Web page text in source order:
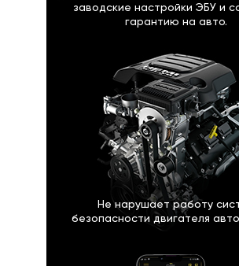
заводские настройки ЭБУ и
гарантию на авто.
Не нарушает работу
безопасности двигателя